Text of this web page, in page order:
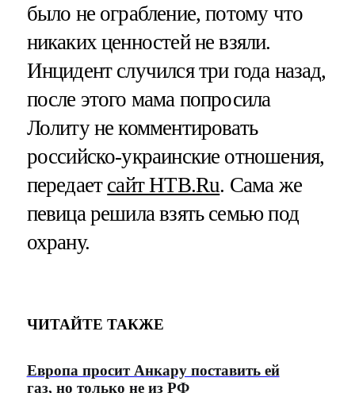
было не ограбление, потому что
никаких ценностей не взяли.
Инцидент случился три года назад,
после этого мама попросила
Лолиту не комментировать
российско-украинские отношения,
передает сайт НТВ.Ru. Сама же
певица решила взять семью под
охрану.
ЧИТАЙТЕ ТАКЖЕ
Европа просит Анкару поставить ей
газ, но только не из РФ